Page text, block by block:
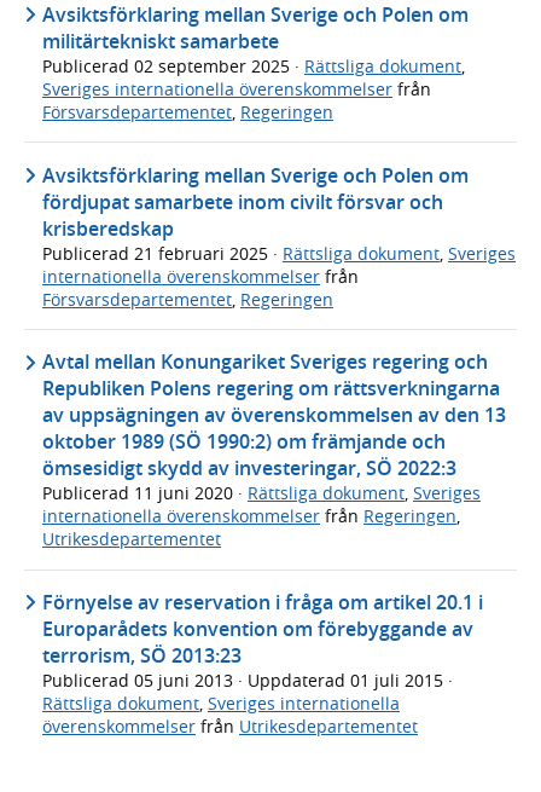
Avsiktsförklaring mellan Sverige och Polen om
militärtekniskt samarbete
Publicerad 02 september 2025 · Rättsliga dokument,
Sveriges internationella överenskommelser från
Försvarsdepartementet, Regeringen
Avsiktsförklaring mellan Sverige och Polen om
fördjupat samarbete inom civilt försvar och
krisberedskap
Publicerad 21 februari 2025 · Rättsliga dokument, Sveriges
internationella överenskommelser från
Försvarsdepartementet, Regeringen
Avtal mellan Konungariket Sveriges regering och
Republiken Polens regering om rättsverkningarna
av uppsägningen av överenskommelsen av den 13
oktober 1989 (SÖ 1990:2) om främjande och
ömsesidigt skydd av investeringar, SÖ 2022:3
Publicerad 11 juni 2020 · Rättsliga dokument, Sveriges
internationella överenskommelser från Regeringen,
Utrikesdepartementet
Förnyelse av reservation i fråga om artikel 20.1 i
Europarådets konvention om förebyggande av
terrorism, SÖ 2013:23
Publicerad 05 juni 2013 · Uppdaterad 01 juli 2015 ·
Rättsliga dokument, Sveriges internationella
överenskommelser från Utrikesdepartementet